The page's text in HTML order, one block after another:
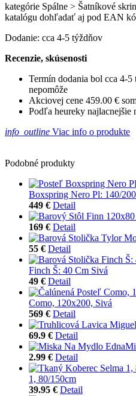
kategórie Spálne > Šatníkové
katalógu dohľadať aj pod EAN
Dodanie: cca 4-5 týždňov
Recenzie, skúsenosti
Termín dodania bol cca 4-
nepomôže
Akciovej cene 459.00 €
Podľa heureky najlacnejšie
info_outline Viac info o produkte
Podobné produkty
Boxspring Nero Pl: 140/
449 € Detail
169 € Detail
55 € Detail
Finch Š: 40 Cm Sivá
49 € Detail
Como, 120x200, Sivá
569 € Detail
69.9 € Detail
2.99 € Detail
1, 80/150cm
39.95 € Detail